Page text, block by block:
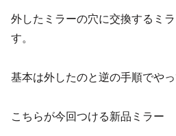
外したミラーの穴に交換するミ
す。
基本は外したのと逆の手順でやっ
こちらが今回つける新品ミラー